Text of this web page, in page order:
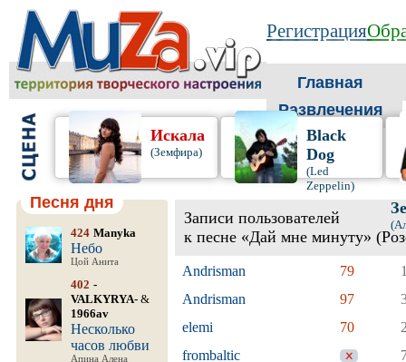
Регистрация
Главная
Развлечения
Искала
(Земфира)
Black
Dog
(Led
Zeppelin)
Песня дня
424 Manyka
Небо
Цой Анита
402 -
VALKYRYA- &
1966av
Несколько
часов любви
Апина Алена
Записи пользователей
к песне «Дай мне минуту»
Andrisman 79
Andrisman
97
elemi
70
frombaltic